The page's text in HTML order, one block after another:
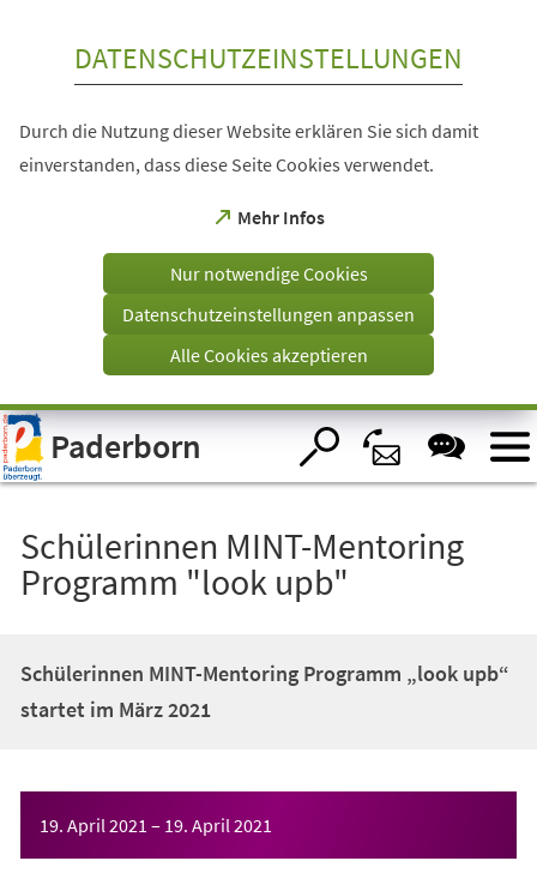
Visuelle
Assistenzsoftware
öffnen.
DATENSCHUTZEINSTELLUNGEN
Durch die Nutzung dieser Website erklären Sie sich damit
einverstanden, dass diese Seite Cookies verwendet.
Mehr Infos
(Öffnet
einem
Tab)
Nur notwendige Cookies
Datenschutzeinstellungen anpassen
Alle Cookies akzeptieren
Paderborn
Schülerinnen MINT-Mentoring
Programm "look upb"
Schülerinnen MINT-Mentoring Programm „look upb“
startet im März 2021
19. April 2021 – 19. April 2021